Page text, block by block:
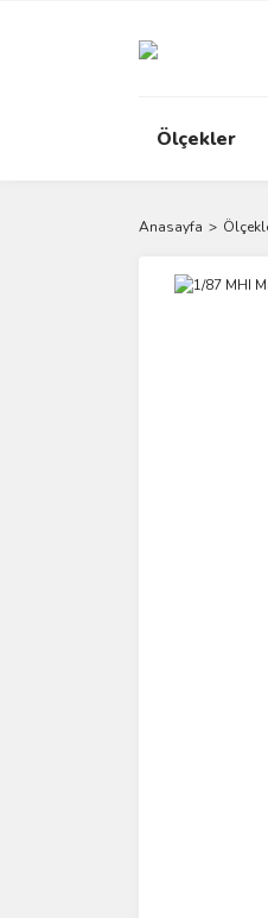
Ölçekler
Anasayfa